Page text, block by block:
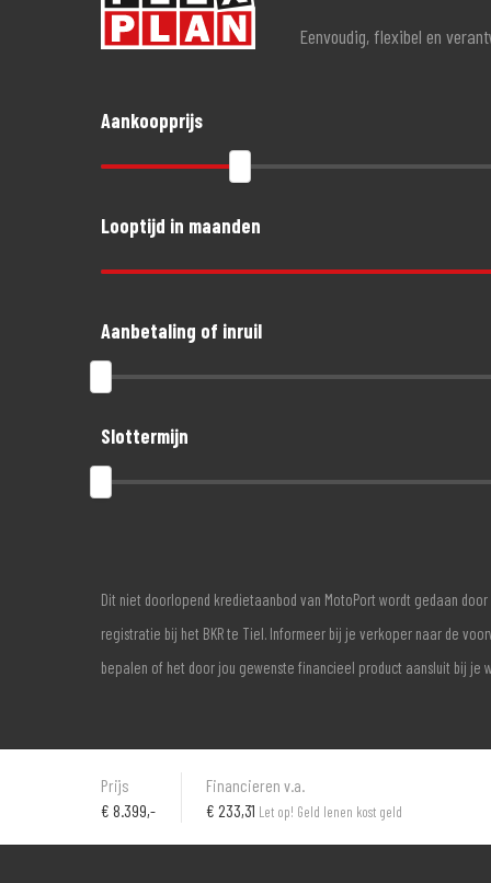
Eenvoudig, flexibel en
Aankoopprijs
Looptijd in maanden
Aanbetaling of inruil
Slottermijn
Dit niet doorlopend kredietaanbod van MotoPort wordt gedaan
registratie bij het BKR te Tiel. Informeer bij je verkoper naar de
bepalen of het door jou gewenste financieel product aansluit bij je
Prijs
€ 8.399,-
Financieren v.a.
€ 233,31 Let op! Geld lenen kost geld